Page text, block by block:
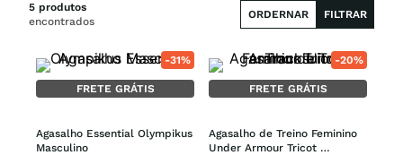
5 produtos
encontrados
ORDERNAR FILTRAR
-31%
FRETE GRÁTIS
Agasalho Essential Olympikus
Masculino
-20%
FRETE GRÁTIS
Agasalho de Treino Feminino
Under Armour Tricot